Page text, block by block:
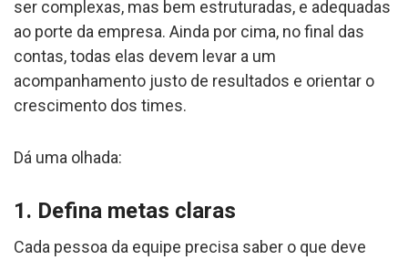
ser complexas, mas bem estruturadas, e adequadas
ao porte da empresa. Ainda por cima, no final das
contas, todas elas devem levar a um
acompanhamento justo de resultados e orientar o
crescimento dos times.
Dá uma olhada:
1. Defina metas claras
Cada pessoa da equipe precisa saber o que deve